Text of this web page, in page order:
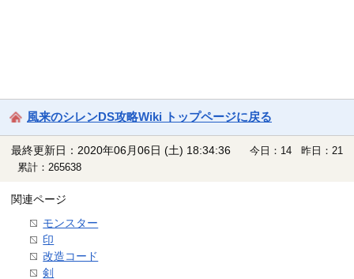
風来のシレンDS攻略Wiki トップページに戻る
最終更新日：2020年06月06日 (土) 18:34:36
今日：14 昨日：21
累計：265638
関連ページ
モンスター
印
改造コード
剣